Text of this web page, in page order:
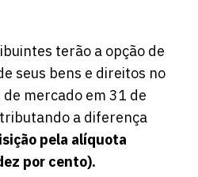
terão a opção de
seus bens e direitos no
mercado em 31 de
a diferença
pela alíquota
por cento).